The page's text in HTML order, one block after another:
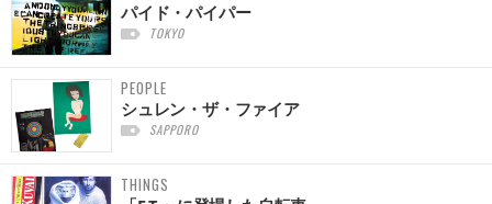
パイド・パイパー
TOKYO
PEOPLE
シュレン・ザ・ファイア
SAPPORO
THINGS